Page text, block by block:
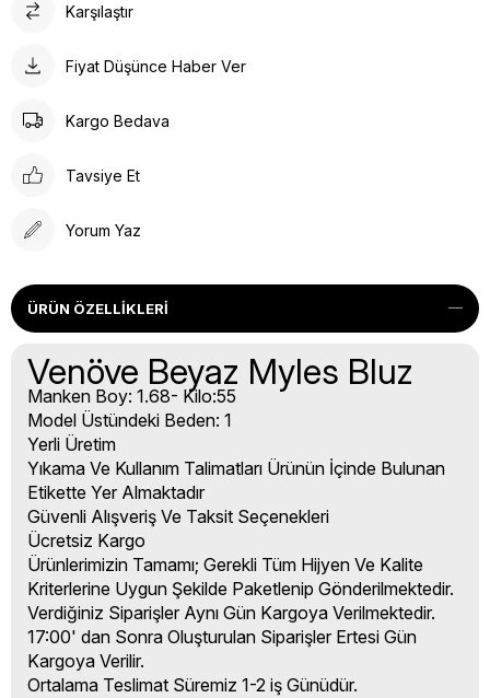
Karşılaştır
Fiyat Düşünce Haber Ver
Kargo Bedava
Tavsiye Et
Yorum Yaz
ÜRÜN ÖZELLIKLERI
Venöve Beyaz Myles Bluz
Manken Boy: 1.68- Kilo:55
Model Üstündeki Beden: 1
Yerli Üretim
Yıkama Ve Kullanım Talimatları Ürünün İçinde Bulunan
Etikette Yer Almaktadır
Güvenli Alışveriş Ve Taksit Seçenekleri
Ücretsiz Kargo
Ürünlerimizin Tamamı; Gerekli Tüm Hijyen Ve Kalite
Kriterlerine Uygun Şekilde Paketlenip Gönderilmektedir.
Verdiğiniz Siparişler Aynı Gün Kargoya Verilmektedir.
17:00' dan Sonra Oluşturulan Siparişler Ertesi Gün
Kargoya Verilir.
Ortalama Teslimat Süremiz 1-2 iş Günüdür.